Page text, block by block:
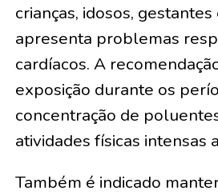
crianças, idosos,
apresenta problemas
cardíacos. A
exposição durante os
concentração de
atividades físicas intensas
Também é indicado